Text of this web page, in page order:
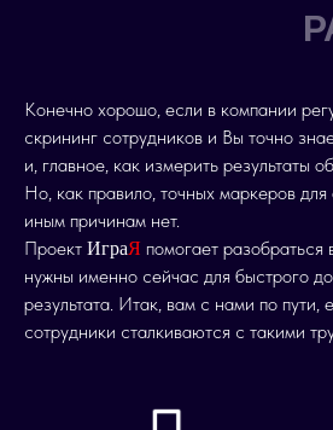
Конечно хорошо, если в компании
скрининг сотрудников и Вы точно
и, главное, как измерить результаты
Но, как правило, точных маркеров
иным причинам нет.
Проект ИграЯ помогает разобраться
нужны именно сейчас для быстрого
результата. Итак, вам с нами по пути,
сотрудники сталкиваются с такими